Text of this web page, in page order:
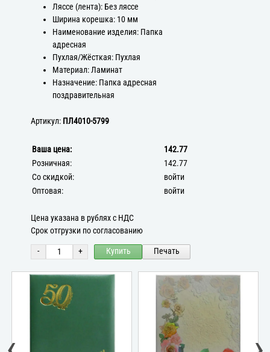
Ляссе (лента): Без ляссе
Ширина корешка: 10 мм
Наименование изделия: Папка
адресная
Пухлая/Жёсткая: Пухлая
Материал: Ламинат
Назначение: Папка адресная
поздравительная
Артикул: ПЛ4010-5799
Ваша цена:
142.77
Розничная:
142.77
Со скидкой:
войти
Оптовая:
войти
Цена указана в рублях с НДС
Срок отгрузки по согласованию
- + Купить Печать